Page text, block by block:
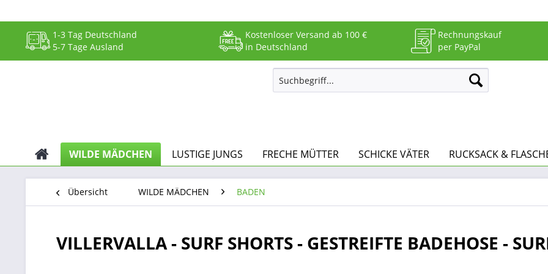
1-3 Tag Deutschland
5-7 Tage Ausland
Kostenloser Versand ab 100 €
in Deutschland
Rechnungskauf
per PayPal
WILDE MÄDCHEN LUSTIGE JUNGS FRECHE MÜTTER SCHICKE VÄTER RUCKSACK &
Übersicht WILDE MÄDCHEN BADEN
VILLERVALLA - SURF SHORTS - GESTREIFTE BADEHOSE -